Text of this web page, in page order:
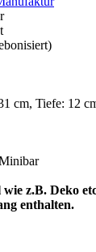
cm, Tiefe: 12
z.B. Deko
enthalten.